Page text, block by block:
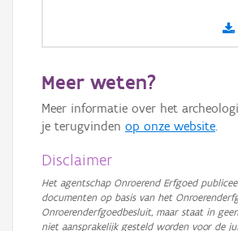
Meer weten?
Meer informatie over het
je terugvinden op onze website.
Disclaimer
Het agentschap Onroerend Erfgoed
documenten op basis van het
Onroerenderfgoedbesluit, maar staat in
niet aansprakelijk gesteld worden voor de